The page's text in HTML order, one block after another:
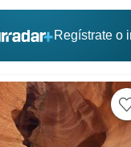
Regístrate o